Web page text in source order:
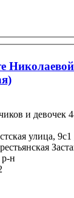
и девочек
улица, 9с1
н